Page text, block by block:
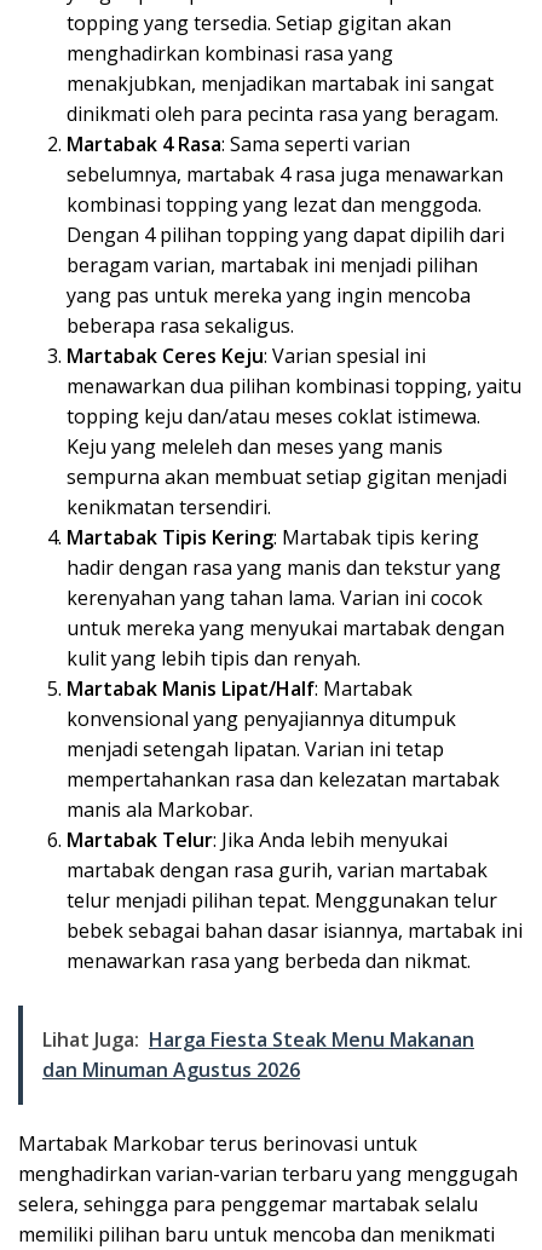
topping yang tersedia. Setiap gigitan akan
menghadirkan kombinasi rasa yang
menakjubkan, menjadikan martabak ini sangat
dinikmati oleh para pecinta rasa yang beragam.
Martabak 4 Rasa: Sama seperti varian
sebelumnya, martabak 4 rasa juga menawarkan
kombinasi topping yang lezat dan menggoda.
Dengan 4 pilihan topping yang dapat dipilih dari
beragam varian, martabak ini menjadi pilihan
yang pas untuk mereka yang ingin mencoba
beberapa rasa sekaligus.
Martabak Ceres Keju: Varian spesial ini
menawarkan dua pilihan kombinasi topping, yaitu
topping keju dan/atau meses coklat istimewa.
Keju yang meleleh dan meses yang manis
sempurna akan membuat setiap gigitan menjadi
kenikmatan tersendiri.
Martabak Tipis Kering: Martabak tipis kering
hadir dengan rasa yang manis dan tekstur yang
kerenyahan yang tahan lama. Varian ini cocok
untuk mereka yang menyukai martabak dengan
kulit yang lebih tipis dan renyah.
Martabak Manis Lipat/Half: Martabak
konvensional yang penyajiannya ditumpuk
menjadi setengah lipatan. Varian ini tetap
mempertahankan rasa dan kelezatan martabak
manis ala Markobar.
Martabak Telur: Jika Anda lebih menyukai
martabak dengan rasa gurih, varian martabak
telur menjadi pilihan tepat. Menggunakan telur
bebek sebagai bahan dasar isiannya, martabak ini
menawarkan rasa yang berbeda dan nikmat.
Lihat Juga: Harga Fiesta Steak Menu Makanan
dan Minuman Agustus 2026
Martabak Markobar terus berinovasi untuk
menghadirkan varian-varian terbaru yang menggugah
selera, sehingga para penggemar martabak selalu
memiliki pilihan baru untuk mencoba dan menikmati